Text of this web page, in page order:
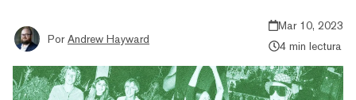
Por Andrew Hayward
Mar 10, 2023
4 min lectura